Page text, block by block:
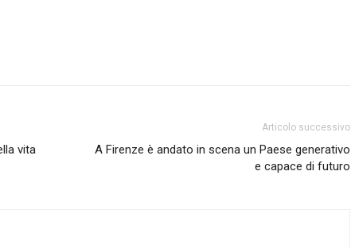
vita
Articolo successivo
A Firenze è andato in scena un Paese generativo
e capace di futuro